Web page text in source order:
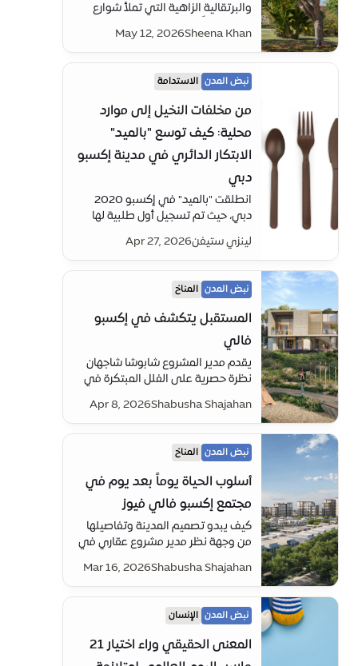
والبرتقالية الزاهية التي تملأ شوارع
"شينا خان" تكشف لنا ما وراء هذا
المشهد الموسمي اللافت.
Sheena Khan
May 12, 2026
نبض المدن الاستدامة
من مخلفات النخيل إلى موارد
محلية: كيف توسع "بالميد"
الابتكار الدائري في مدينة إكسبو
دبي
انطلقت "بالميد" في إكسبو 2020
دبي، حيث تم تسجيل أول طلبية لها
وهي الآن جزء من منطقة الابتكار
الأخضر، وتعكس رحلة "بالميد" تحولاً
أوسع: كيف يمكن للأفكار المحلية أن
تتوسع لتصبح حلولاً واقعية ضمن
النظام البيئي المناسب.
لينزي ستيفنApr 27, 2026
نبض المدن المناخ
المستقبل يتكشف في إكسبو
فالي
يقدم مدير المشروع شابوشا شاجهان
نظرة حصرية على الفلل المبتكرة في
الحي الناشئ.
Shabusha Shajahan
Apr 8, 2026
نبض المدن المناخ
أسلوب الحياة يوماً بعد يوم في
مجتمع إكسبو فالي فيوز
كيف يبدو تصميم المدينة وتفاصيلها
من وجهة نظر مدير مشروع عقاري في
Shabusha Shajahan
Mar 16, 2026
نبض المدن الإنسان
المعنى الحقيقي وراء اختيار 21